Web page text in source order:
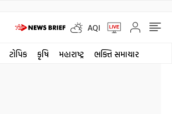
AQI
ટોપિક કૃષિ મહારાષ્ટ્ર ભક્તિ સમાચાર